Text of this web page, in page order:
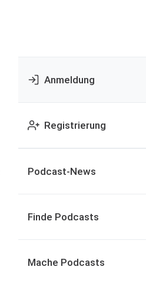
Anmeldung
Registrierung
Podcast-News
Finde Podcasts
Mache Podcasts